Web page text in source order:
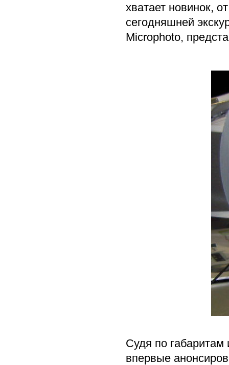
хватает новинок,
сегодняшней
Microphoto,
Судя по габаритам
впервые